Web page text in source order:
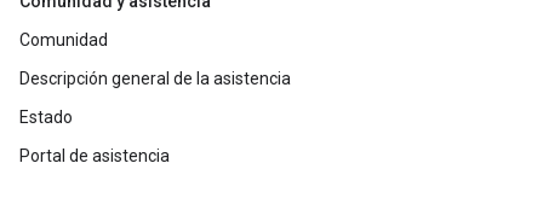
Comunidad
Descripción general de la asistencia
Estado
Portal de asistencia